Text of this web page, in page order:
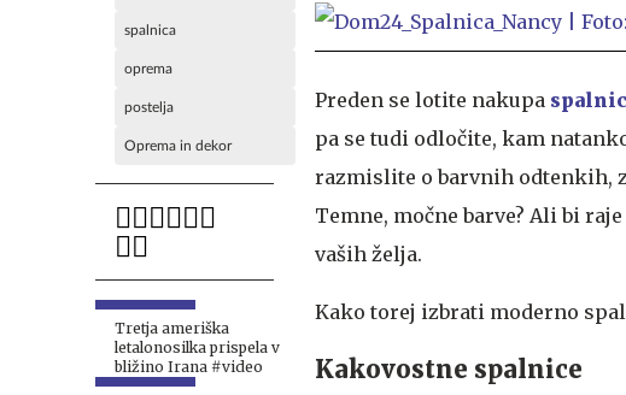
spalnica
oprema
postelja
Oprema in dekor
Tretja ameriška
letalonosilka prispela v
bližino Irana #video
Preden se lotite nakupa
pa se tudi odločite, kam
razmislite o barvnih odtenkih,
Temne, močne barve? Ali bi
vaših želja.
Kako torej izbrati moderno
Kakovostne spalnice